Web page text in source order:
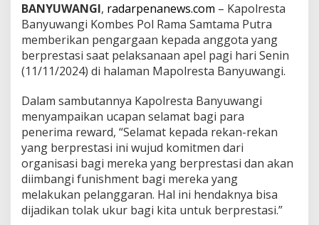
y
u
w
a
g
B
e
r
k
a
n
R
e
w
BANYUWANGI, radarpenanews.com – Kapolresta
Banyuwangi Kombes Pol Rama Samtama Putra
memberikan pengargaan kepada anggota yang
berprestasi saat pelaksanaan apel pagi hari Senin
(11/11/2024) di halaman Mapolresta Banyuwangi.
Dalam sambutannya Kapolresta Banyuwangi
menyampaikan ucapan selamat bagi para
penerima reward, “Selamat kepada rekan-rekan
yang berprestasi ini wujud komitmen dari
organisasi bagi mereka yang berprestasi dan akan
diimbangi funishment bagi mereka yang
melakukan pelanggaran. Hal ini hendaknya bisa
dijadikan tolak ukur bagi kita untuk berprestasi.”